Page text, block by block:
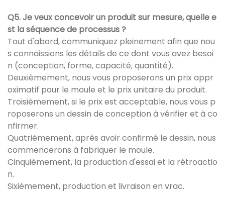
Q5. Je veux concevoir un produit sur mesure, quelle e
st la séquence de processus ?
Tout d'abord, communiquez pleinement afin que nou
s connaissions les détails de ce dont vous avez besoi
n (conception, forme, capacité, quantité).
Deuxièmement, nous vous proposerons un prix appr
oximatif pour le moule et le prix unitaire du produit.
Troisièmement, si le prix est acceptable, nous vous p
roposerons un dessin de conception à vérifier et à co
nfirmer.
Quatrièmement, après avoir confirmé le dessin, nous
commencerons à fabriquer le moule.
Cinquièmement, la production d'essai et la rétroactio
n.
Sixièmement, production et livraison en vrac.